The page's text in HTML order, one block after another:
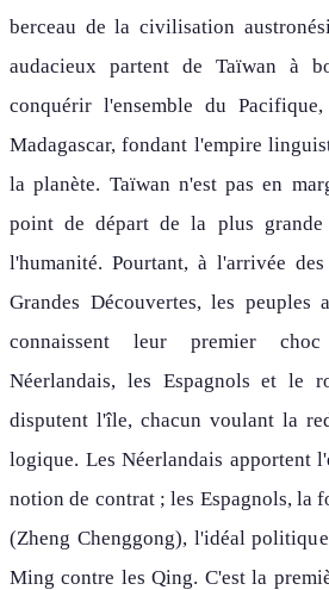
berceau de la civilisation
audacieux partent de Taïwan à
conquérir l'ensemble du
Madagascar, fondant l'empire
la planète. Taïwan n'est pas en
point de départ de la plus grande
l'humanité. Pourtant, à l'arrivée
Grandes Découvertes, les peuples
connaissent leur premier
Néerlandais, les Espagnols et le
disputent l'île, chacun voulant la
logique. Les Néerlandais apportent
notion de contrat ; les Espagnols, la
(Zheng Chenggong), l'idéal
Ming contre les Qing. C'est la